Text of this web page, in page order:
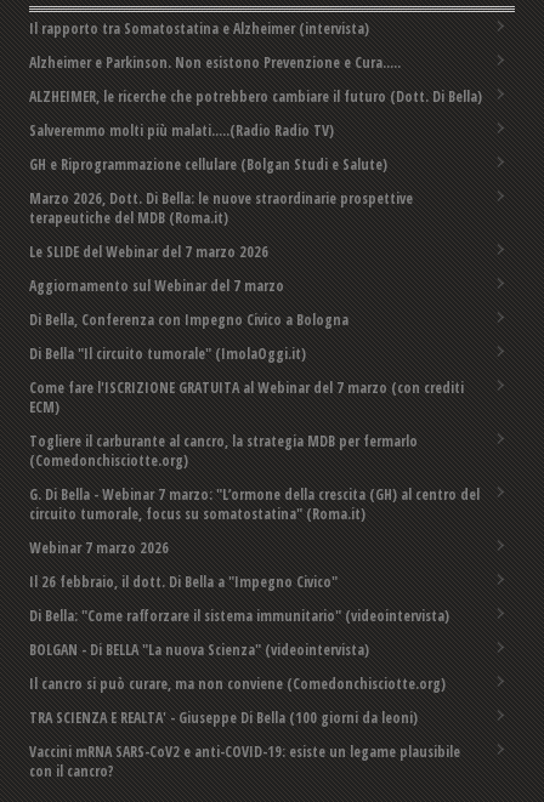
Il rapporto tra Somatostatina e Alzheimer (intervista)
Alzheimer e Parkinson. Non esistono Prevenzione e Cura.....
ALZHEIMER, le ricerche che potrebbero cambiare il futuro (Dott. Di Bella)
Salveremmo molti più malati.....(Radio Radio TV)
GH e Riprogrammazione cellulare (Bolgan Studi e Salute)
Marzo 2026, Dott. Di Bella: le nuove straordinarie prospettive
terapeutiche del MDB (Roma.it)
Le SLIDE del Webinar del 7 marzo 2026
Aggiornamento sul Webinar del 7 marzo
Di Bella, Conferenza con Impegno Civico a Bologna
Di Bella "Il circuito tumorale" (ImolaOggi.it)
Come fare l'ISCRIZIONE GRATUITA al Webinar del 7 marzo (con crediti
ECM)
Togliere il carburante al cancro, la strategia MDB per fermarlo
(Comedonchisciotte.org)
G. Di Bella - Webinar 7 marzo: "L’ormone della crescita (GH) al centro del
circuito tumorale, focus su somatostatina" (Roma.it)
Webinar 7 marzo 2026
Il 26 febbraio, il dott. Di Bella a "Impegno Civico"
Di Bella: "Come rafforzare il sistema immunitario" (videointervista)
BOLGAN - Di BELLA "La nuova Scienza" (videointervista)
Il cancro si può curare, ma non conviene (Comedonchisciotte.org)
TRA SCIENZA E REALTA' - Giuseppe Di Bella (100 giorni da leoni)
Vaccini mRNA SARS-CoV2 e anti-COVID-19: esiste un legame plausibile
con il cancro?